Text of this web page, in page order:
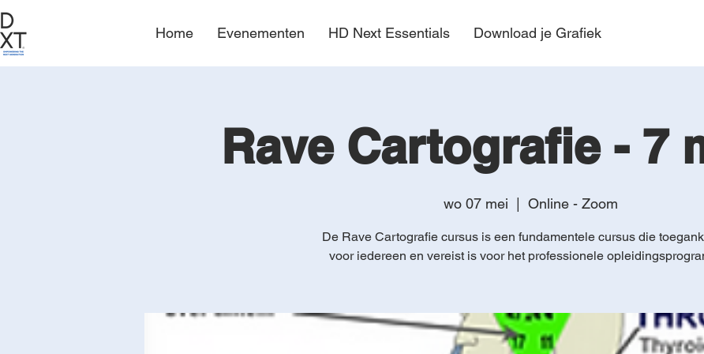
Home Evenementen HD Next Essentials Download je Grafiek
Rave Cartografie - 7
wo 07 mei Online - Zoom
De Rave Cartografie cursus is een fundamentele cursus die
voor iedereen en vereist is voor het professionele